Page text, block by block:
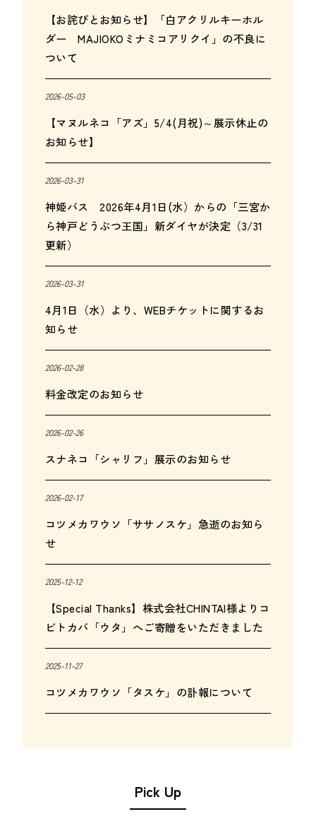
【お詫びとお知らせ】「白アクリルキーホル
ダー MAJIOKOミナミコアリクイ」の不良に
ついて
2026-05-03
【マヌルネコ「アズ」5/4(月祝)～展示休止の
お知らせ】
2026-03-31
神姫バス 2026年4月1日(水）からの「三宮か
ら神戸どうぶつ王国」新ダイヤが決定（3/31
更新）
2026-03-31
4月1日（水）より、WEBチケットに関するお
知らせ
2026-02-28
料金改定のお知らせ
2026-02-26
スナネコ「シャリフ」展示のお知らせ
2026-02-17
コツメカワウソ「ササノスケ」急逝のお知ら
せ
2025-12-12
【Special Thanks】株式会社CHINTAI様よりコ
ビトカバ「ウタ」へご寄贈をいただきました
2025-11-27
コツメカワウソ「タスケ」の訃報について
Pick Up